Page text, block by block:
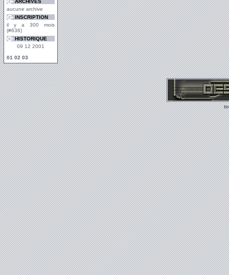
ARCHIVES
aucune archive
INSCRIPTION
il y a 300 mois
(#636)
HISTORIQUE
09 12 2001
01 02 03